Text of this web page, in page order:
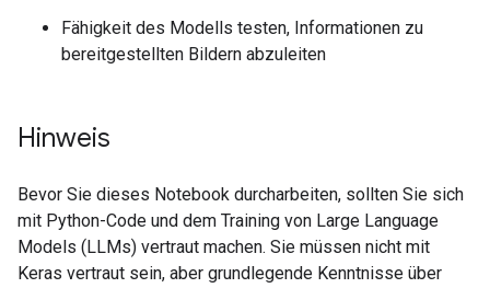
Fähigkeit des Modells testen, Informationen zu
bereitgestellten Bildern abzuleiten
Hinweis
Bevor Sie dieses Notebook durcharbeiten, sollten Sie sich
mit Python-Code und dem Training von Large Language
Models (LLMs) vertraut machen. Sie müssen nicht mit
Keras vertraut sein, aber grundlegende Kenntnisse über